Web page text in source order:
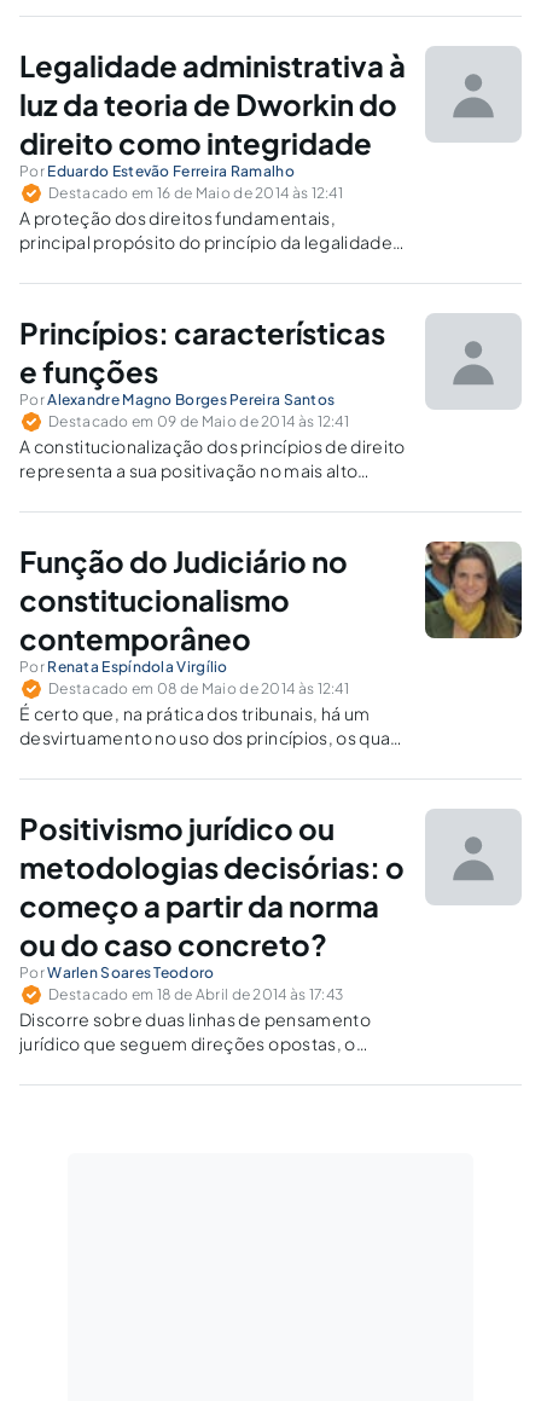
Legalidade administrativa à
luz da teoria de Dworkin do
direito como integridade
Por Eduardo Estevão Ferreira Ramalho
Destacado em 16 de Maio de 2014 às 12:41
A proteção dos direitos fundamentais,
principal propósito do princípio da legalidade,
regras gerais e abstratas. Somente com a
é que se pode assegurar o reconhecimento
dos direitos individuais em seu verdadeiro
conteúdo.
Princípios: características
e funções
PorAlexandre Magno Borges Pereira Santos
Destacado em 09 de Maio de 2014 às 12:41
A constitucionalização dos princípios de direito
representa a sua positivação no mais alto
normatividade jurídica, mas eles se tornam as
encontram seus limites materiais e morais.
Função do Judiciário no
constitucionalismo
contemporâneo
Por Renata Espíndola Virgílio
Destacado em 08 de Maio de 2014 às 12:41
É certo que, na prática dos tribunais, há um
desvirtuamento no uso dos princípios, os quais
desnecessária; porém, coibir isso não deve
inaplicabilidade.
Positivismo jurídico ou
metodologias decisórias: o
começo a partir da norma
ou do caso concreto?
PorWarlen Soares Teodoro
Destacado em 18 de Abril de 2014 às 17:43
Discorre sobre duas linhas de pensamento
jurídico que seguem direções opostas, o
definiu neste estudo como metodologia